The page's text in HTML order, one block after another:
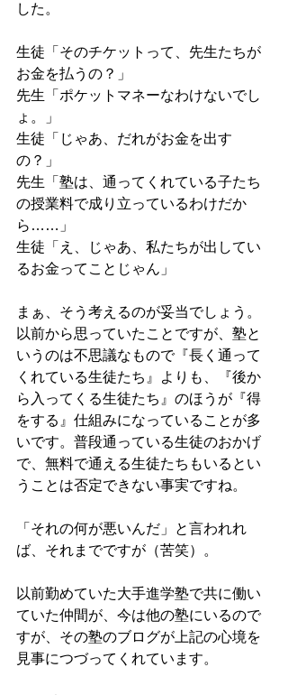
した。
生徒「そのチケットって、先生たちが
お金を払うの？」
先生「ポケットマネーなわけないでし
ょ。」
生徒「じゃあ、だれがお金を出す
の？」
先生「塾は、通ってくれている子たち
の授業料で成り立っているわけだか
ら……」
生徒「え、じゃあ、私たちが出してい
るお金ってことじゃん」
まぁ、そう考えるのが妥当でしょう。
以前から思っていたことですが、塾と
いうのは不思議なもので『長く通って
くれている生徒たち』よりも、『後か
ら入ってくる生徒たち』のほうが『得
をする』仕組みになっていることが多
いです。普段通っている生徒のおかげ
で、無料で通える生徒たちもいるとい
うことは否定できない事実ですね。
「それの何が悪いんだ」と言われれ
ば、それまでですが（苦笑）。
以前勤めていた大手進学塾で共に働い
ていた仲間が、今は他の塾にいるので
すが、その塾のブログが上記の心境を
見事につづってくれています。